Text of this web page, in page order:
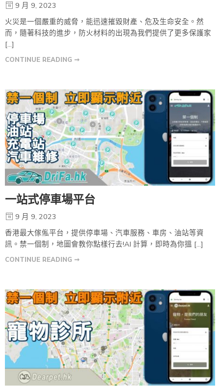
9 月 9, 2023
火災是一個嚴重的威脅，能迅速摧毀財產、危及生命安全。然
而，隨著科技的進步，防火材料的出現為我們提供了更多保護家
[…]
CONTINUE READING ➞
一站式停車場平台
9 月 9, 2023
香港最大傢俬平台，提供停車場、汽車服務、車房、油站等資
訊。禁一個制，地圖會教你點樣行去!AI 計算，即時為你搵 […]
CONTINUE READING ➞